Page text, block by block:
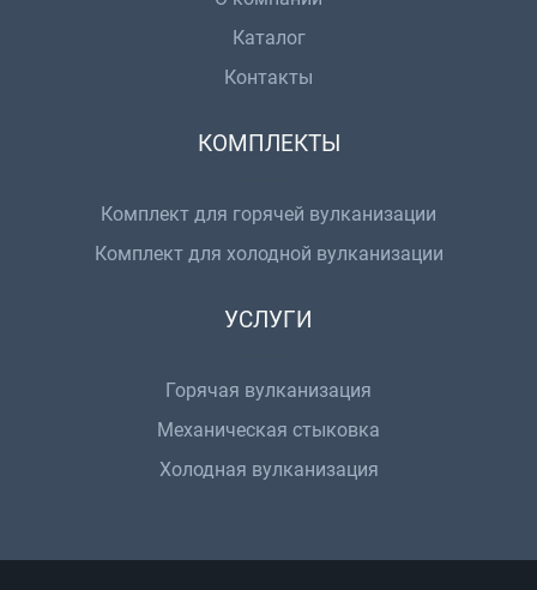
Каталог
Контакты
КОМПЛЕКТЫ
Комплект для горячей вулканизации
Комплект для холодной вулканизации
УСЛУГИ
Горячая вулканизация
Механическая стыковка
Холодная вулканизация